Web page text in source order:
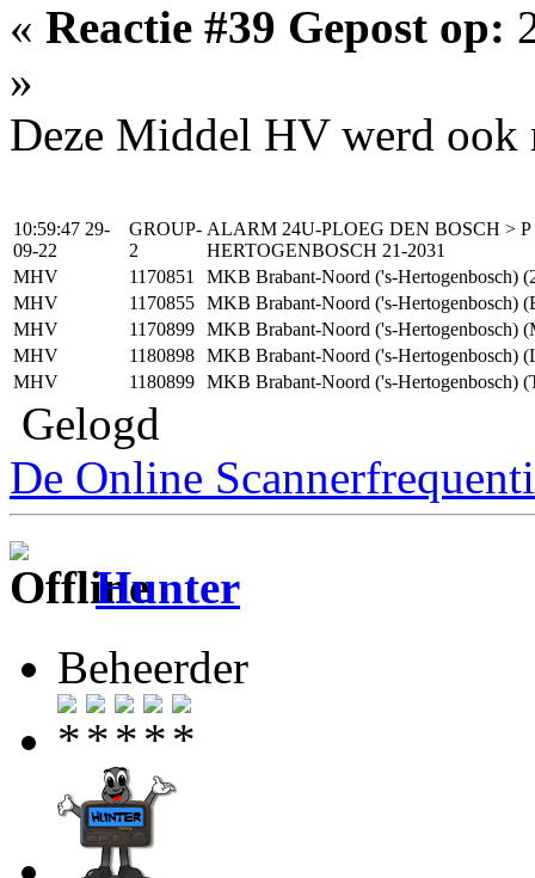
« Reactie #39 Gepost op:
»
Deze Middel HV werd ook
10:59:47 29-
09-22
GROUP-
2
ALARM 24U-PLOEG DEN BOSCH >
HERTOGENBOSCH 21-2031
MHV
1170851
MKB Brabant-Noord ('s-Hertogenbosch)
MHV
1170855 MKB Brabant-Noord ('s-Hertogenbosch)
MHV
1170899 MKB Brabant-Noord ('s-Hertogenbosch)
MHV
1180898 MKB Brabant-Noord ('s-Hertogenbosch)
MHV
1180899 MKB Brabant-Noord ('s-Hertogenbosch)
Gelogd
De Online
Hunter
Beheerder